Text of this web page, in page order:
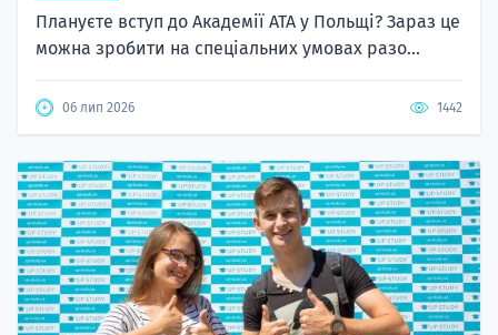
Плануєте вступ до Академії ATA у Польщі? Зараз це
можна зробити на спеціальних умовах разо...
06 лип 2026 1442